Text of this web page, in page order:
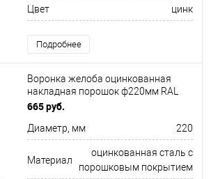
Цвет цинк
Подробнее
Воронка желоба оцинкованная
накладная порошок ф220мм RAL
3003
665 руб.
Диаметр, мм 220
Материал
оцинкованная сталь с
порошковым покрытием